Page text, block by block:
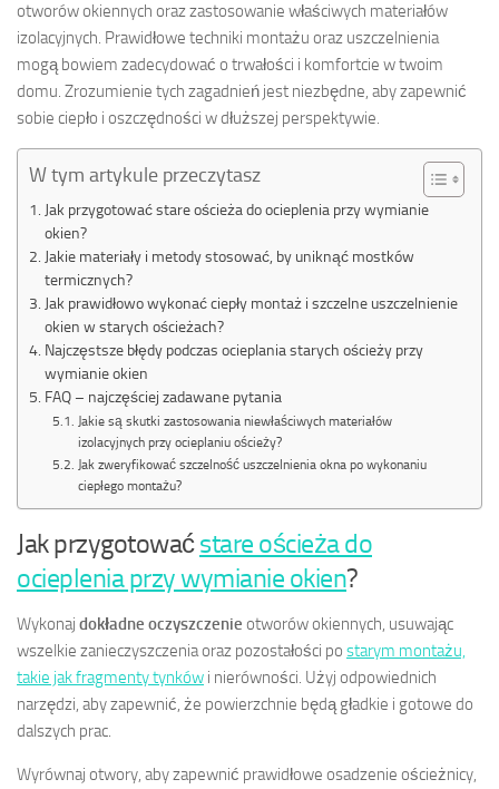
otworów okiennych oraz zastosowanie właściwych materiałów
izolacyjnych. Prawidłowe techniki montażu oraz uszczelnienia
mogą bowiem zadecydować o trwałości i komfortcie w twoim
domu. Zrozumienie tych zagadnień jest niezbędne, aby zapewnić
sobie ciepło i oszczędności w dłuższej perspektywie.
W tym artykule przeczytasz
Jak przygotować stare ościeża do ocieplenia przy wymianie
okien?
Jakie materiały i metody stosować, by uniknąć mostków
termicznych?
Jak prawidłowo wykonać ciepły montaż i szczelne uszczelnienie
okien w starych ościeżach?
Najczęstsze błędy podczas ocieplania starych ościeży przy
wymianie okien
FAQ – najczęściej zadawane pytania
Jakie są skutki zastosowania niewłaściwych materiałów
izolacyjnych przy ocieplaniu ościeży?
Jak zweryfikować szczelność uszczelnienia okna po wykonaniu
ciepłego montażu?
Jak przygotowaćstare ościeża do
ocieplenia przy wymianie okien?
Wykonaj dokładne oczyszczenie otworów okiennych, usuwając
wszelkie zanieczyszczenia oraz pozostałości po starym montażu,
takie jak fragmenty tynków i nierówności. Użyj odpowiednich
narzędzi, aby zapewnić, że powierzchnie będą gładkie i gotowe do
dalszych prac.
Wyrównaj otwory, aby zapewnić prawidłowe osadzenie ościeżnicy,